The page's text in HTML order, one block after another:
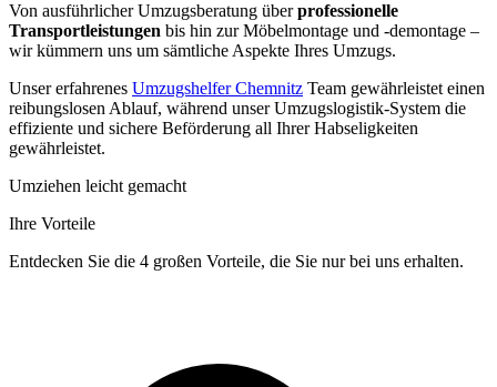
Von ausführlicher Umzugsberatung überprofessionelle
Transportleistungen bis hin zur Möbelmontage und -demontage –
wir kümmern uns um sämtliche Aspekte Ihres Umzugs.
Unser erfahrenes Umzugshelfer Chemnitz Team gewährleistet einen
reibungslosen Ablauf, während unser Umzugslogistik-System die
effiziente und sichere Beförderung all Ihrer Habseligkeiten
gewährleistet.
Umziehen leicht gemacht
Ihre Vorteile
Entdecken Sie die 4 großen Vorteile, die Sie nur bei uns erhalten.